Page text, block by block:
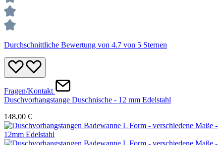
Durchschnittliche Bewertung von 4.7 von 5 Sternen
Fragen/Kontakt
Duschvorhangstange Duschnische - 12 mm Edelstahl
148,00 €